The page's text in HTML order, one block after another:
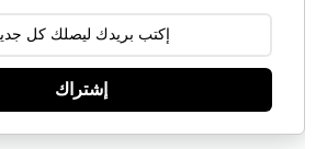
إشتراك